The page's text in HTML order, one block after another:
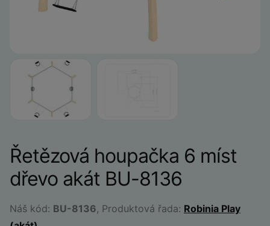
Řetězová houpačka 6 míst
dřevo akát BU-8136
Náš kód: BU-8136, Produktová řada: Robinia Play